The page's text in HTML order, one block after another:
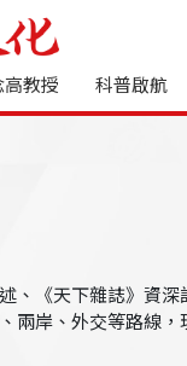
高教授 科普啟航
、《天下雜誌》資
兩岸、外交等路線